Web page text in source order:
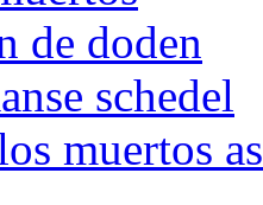
de doden
schedel
muertos